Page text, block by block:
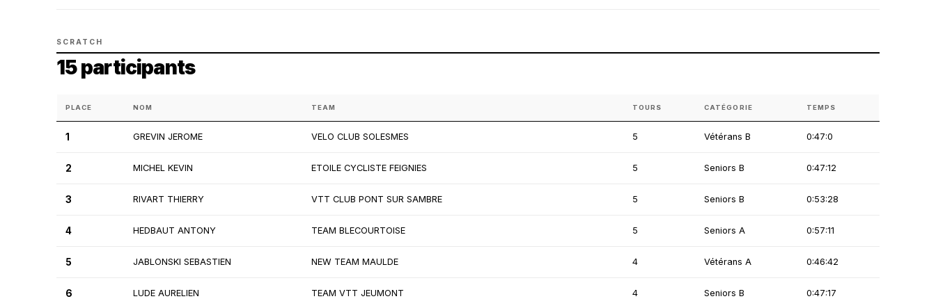
SCRATCH
15 participants
PLACE NOM TEAM TOURS CATÉGORIE TEMPS
1 GREVIN JEROME VELO CLUB SOLESMES 5 Vétérans B 0:47:0
2 MICHEL KEVIN ETOILE CYCLISTE FEIGNIES 5 Seniors B 0:47:12
3 RIVART THIERRY VTT CLUB PONT SUR SAMBRE 5 Seniors B 0:53:28
4 HEDBAUT ANTONY TEAM BLECOURTOISE 5 Seniors A 0:57:11
5 JABLONSKI SEBASTIEN NEW TEAM MAULDE 4 Vétérans A 0:46:42
6 LUDE AURELIEN TEAM VTT JEUMONT 4 Seniors B 0:47:17